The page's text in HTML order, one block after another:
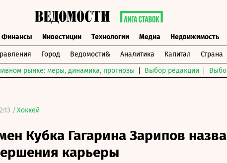
Финансы Инвестиции Технологии Медиа Недвижимость
Город Ведомости& Аналитика Капитал Страна
рынке: меры, динамика, прогнозы Выбор редакции
/Хоккей
Кубка Гагарина Зарипов
карьеры